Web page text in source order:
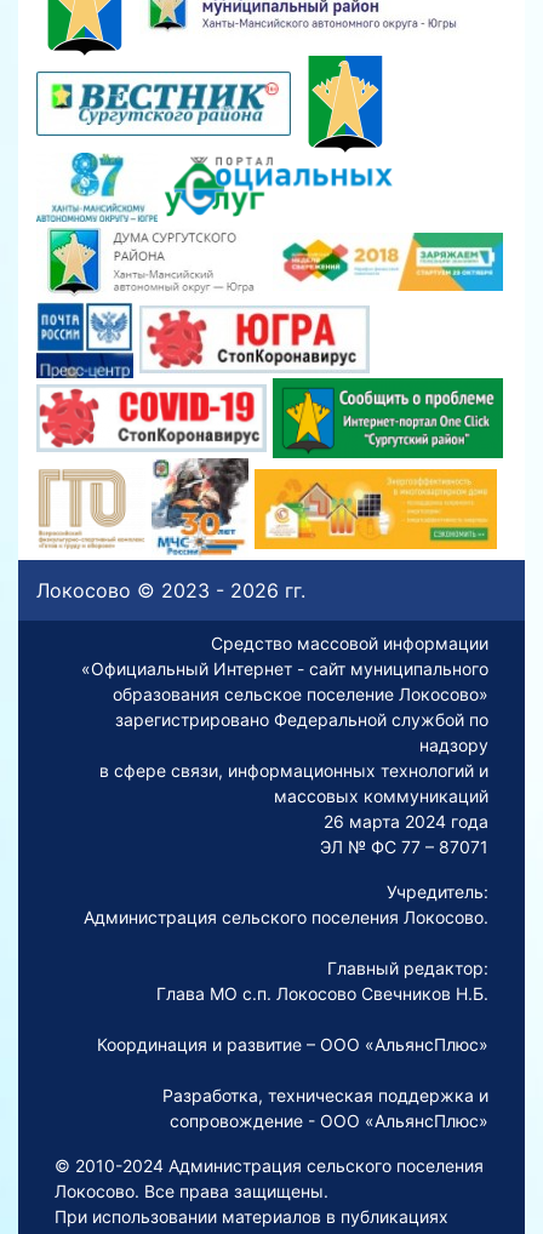
Локосово © 2023 - 2026 гг.
Средство массовой информации
«Официальный Интернет - сайт муниципального
образования сельское поселение Локосово»
зарегистрировано Федеральной службой по
надзору
в сфере связи, информационных технологий и
массовых коммуникаций
26 марта 2024 года
ЭЛ № ФС 77 – 87071
Учредитель:
Администрация сельского поселения Локосово.
Главный редактор:
Глава МО с.п. Локосово Свечников Н.Б.
Координация и развитие – ООО «АльянсПлюс»
Разработка, техническая поддержка и
сопровождение - ООО «АльянсПлюс»
© 2010-2024 Администрация сельского поселения
Локосово. Все права защищены.
При использовании материалов в публикациях